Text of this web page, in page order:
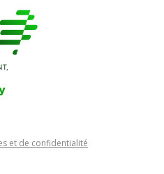
et de confidentialité